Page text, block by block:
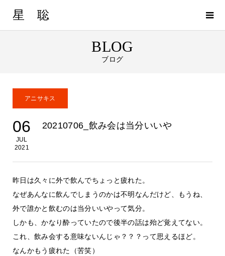
星 聡
BLOG
ブログ
アニサキス
06
JUL
2021
20210706_飲み会は当分いいや
昨日は久々に外で飲んでちょっと疲れた。
なぜあんなに飲んでしまうのかは不明なんだけど、もうね、
外で誰かと飲むのは当分いいやって気分。
しかも、かなり酔っていたので後半の話は殆ど覚えてない。
これ、飲み会する意味ないんじゃ？？？って思えるほど。
なんかもう疲れた（苦笑）